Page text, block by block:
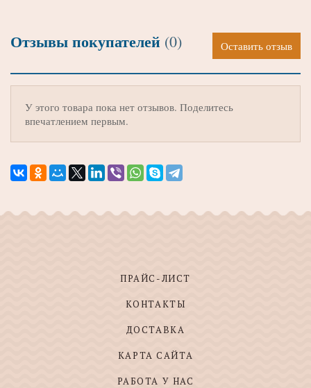
Отзывы покупателей (0) Оставить отзыв
У этого товара пока нет отзывов. Поделитесь
впечатлением первым.
ПРАЙС-ЛИСТ
КОНТАКТЫ
ДОСТАВКА
КАРТА САЙТА
РАБОТА У НАС